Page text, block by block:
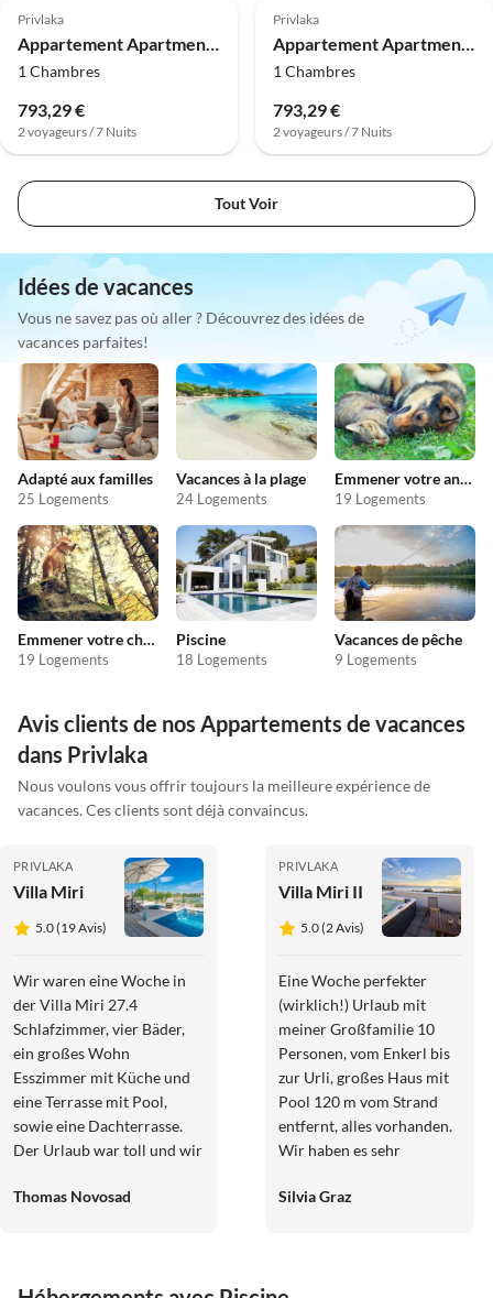
Privlaka
Appartement Apartment Lavaran 3
1 Chambres
793,29 €
2 voyageurs / 7 Nuits
Privlaka
Appartement Apartment Lavaran 4
1 Chambres
793,29 €
2 voyageurs / 7 Nuits
Tout Voir
Idées de vacances
Vous ne savez pas où aller ? Découvrez des idées de
vacances parfaites!
Adapté aux familles
25 Logements
Vacances à la plage
24 Logements
Emmener votre animal en vacances
19 Logements
Emmener votre chien en vacances
19 Logements
Piscine
18 Logements
Vacances de pêche
9 Logements
Avis clients de nos Appartements de vacances
dans Privlaka
Nous voulons vous offrir toujours la meilleure expérience de
vacances. Ces clients sont déjà convaincus.
PRIVLAKA
Villa Miri
5.0 (19 Avis)
Wir waren eine Woche in
der Villa Miri 27.4
Schlafzimmer, vier Bäder,
ein großes Wohn
Esszimmer mit Küche und
eine Terrasse mit Pool,
sowie eine Dachterrasse.
Der Urlaub war toll und wir
Thomas Novosad
PRIVLAKA
Villa Miri II
5.0 (2 Avis)
Eine Woche perfekter
(wirklich!) Urlaub mit
meiner Großfamilie 10
Personen, vom Enkerl bis
zur Urli, großes Haus mit
Pool 120 m vom Strand
entfernt, alles vorhanden.
Wir haben es sehr
wiederkommen.
Silvia Graz